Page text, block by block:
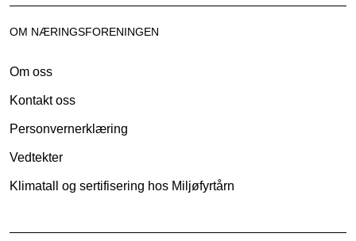
OM NÆRINGSFORENINGEN
Om oss
Kontakt oss
Personvernerklæring
Vedtekter
Klimatall og sertifisering hos Miljøfyrtårn